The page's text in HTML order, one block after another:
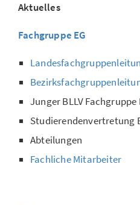
Aktuelles
Fachgruppe EG
Junger BLLV Fachgruppe
Studierendenvertretung
Abteilungen
Fachliche Mitarbeiter